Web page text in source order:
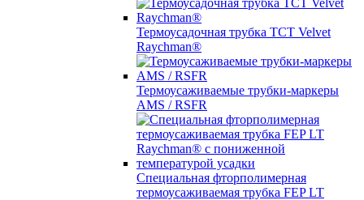
Термоусадочная трубка TCT Velvet
Raychman®
Термоусаживаемые трубки-маркеры
AMS / RSFR
Специальная фторполимерная
термоусаживаемая трубка FEP LT